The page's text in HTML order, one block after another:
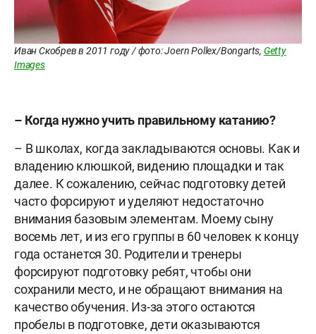
Иван Скобрев в 2011 году / фото: Joern Pollex/Bongarts, Getty
Images
– Когда нужно учить правильному катанию?
– В школах, когда закладываются основы. Как и
владению клюшкой, видению площадки и так
далее. К сожалению, сейчас подготовку детей
часто форсируют и уделяют недостаточно
внимания базовым элементам. Моему сыну
восемь лет, и из его группы в 60 человек к концу
года останется 30. Родители и тренеры
форсируют подготовку ребят, чтобы они
сохранили место, и не обращают внимания на
качество обучения. Из-за этого остаются
пробелы в подготовке, дети оказываются